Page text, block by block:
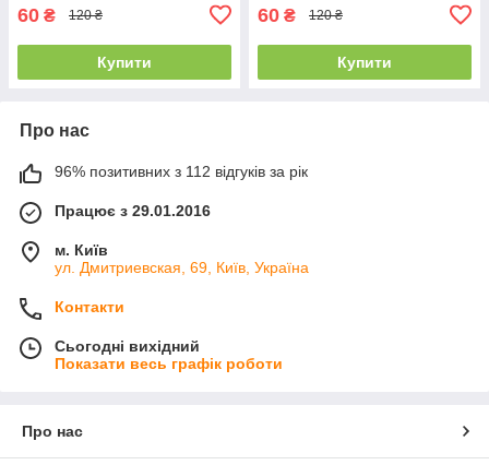
60 ₴ 120 ₴
Купити
60 ₴ 120 ₴
Купити
Про нас
96% позитивних з 112 відгуків за рік
Працює з 29.01.2016
м. Київ
ул. Дмитриевская, 69, Київ, Україна
Контакти
Сьогодні вихідний
Показати весь графік роботи
Про нас